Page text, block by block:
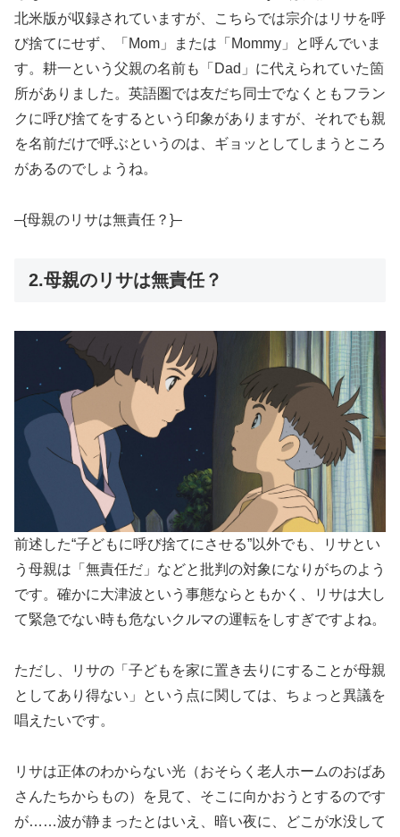
北米版が収録されていますが、こちらでは宗介はリサを呼
び捨てにせず、「Mom」または「Mommy」と呼んでいま
す。耕一という父親の名前も「Dad」に代えられていた箇
所がありました。英語圏では友だち同士でなくともフラン
クに呼び捨てをするという印象がありますが、それでも親
を名前だけで呼ぶというのは、ギョッとしてしまうところ
があるのでしょうね。
–{母親のリサは無責任？}–
2.母親のリサは無責任？
前述した“子どもに呼び捨てにさせる”以外でも、リサとい
う母親は「無責任だ」などと批判の対象になりがちのよう
です。確かに大津波という事態ならともかく、リサは大し
て緊急でない時も危ないクルマの運転をしすぎですよね。
ただし、リサの「子どもを家に置き去りにすることが母親
としてあり得ない」という点に関しては、ちょっと異議を
唱えたいです。
リサは正体のわからない光（おそらく老人ホームのおばあ
さんたちからもの）を見て、そこに向かおうとするのです
が……波が静まったとはいえ、暗い夜に、どこが水没して